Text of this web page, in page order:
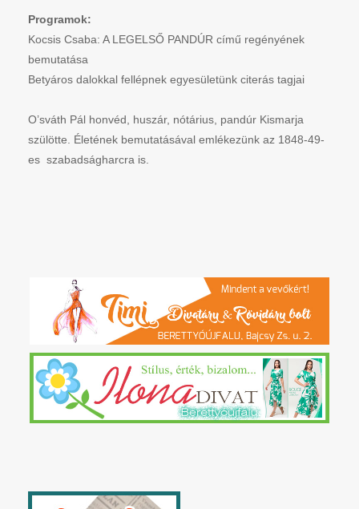
Programok:
Kocsis Csaba: A LEGELSŐ PANDÚR című regényének
bemutatása
Betyáros dalokkal fellépnek egyesületünk citerás tagjai
O’sváth Pál honvéd, huszár, nótárius, pandúr Kismarja
szülötte. Életének bemutatásával emlékezünk az 1848-49-
es szabadságharcra is.